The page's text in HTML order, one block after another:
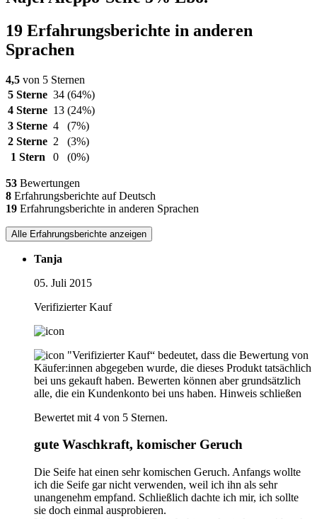
19 Erfahrungsberichte in anderen
Sprachen
4,5 von 5 Sternen
5 Sterne 34 (64%)
4 Sterne 13 (24%)
3 Sterne 4
(7%)
2 Sterne 2
(3%)
1 Stern
0 (0%)
53 Bewertungen
8 Erfahrungsberichte auf Deutsch
19 Erfahrungsberichte in anderen Sprachen
Alle Erfahrungsberichte anzeigen
Tanja
05. Juli 2015
Verifizierter Kauf
"Verifizierter Kauf“ bedeutet, dass die Bewertung von
Käufer:innen abgegeben wurde, die dieses Produkt tatsächlich
bei uns gekauft haben. Bewerten können aber grundsätzlich
alle, die ein Kundenkonto bei uns haben. Hinweis schließen
Bewertet mit 4 von 5 Sternen.
gute Waschkraft, komischer Geruch
Die Seife hat einen sehr komischen Geruch. Anfangs wollte
ich die Seife gar nicht verwenden, weil ich ihn als sehr
unangenehm empfand. Schließlich dachte ich mir, ich sollte
sie doch einmal ausprobieren.